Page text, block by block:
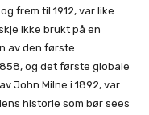
frem til 1912, var like
ikke brukt på en
av den første
og det første globale
John Milne i 1892, var
historie som bør sees